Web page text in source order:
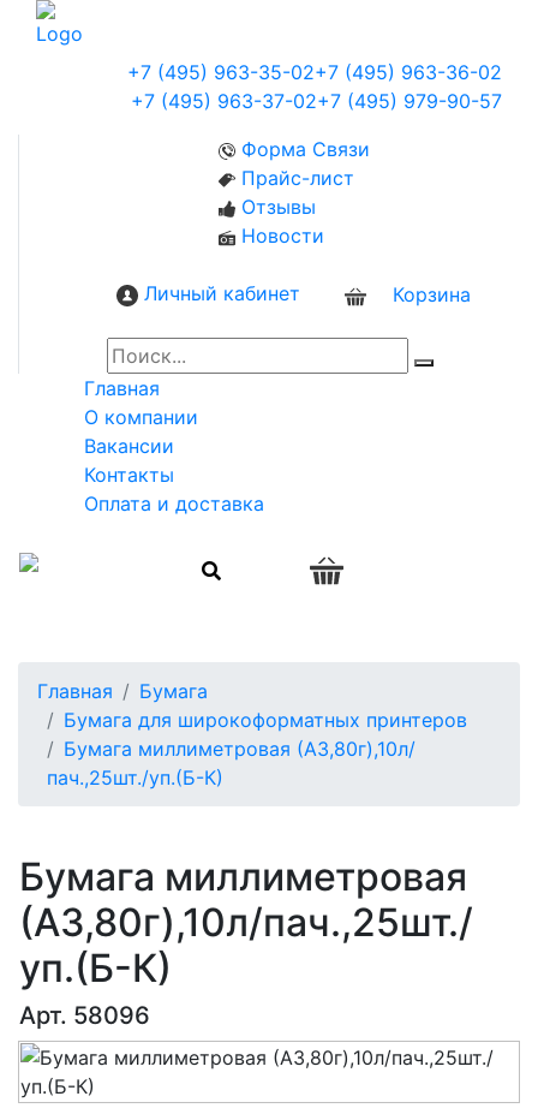
+7 (495) 963-35-02+7 (495) 963-36-02
+7 (495) 963-37-02+7 (495) 979-90-57
Форма Связи
Прайс-лист
Отзывы
Новости
Личный кабинет Корзина
Главная
О компании
Вакансии
Контакты
Оплата и доставка
Главная
Бумага
Бумага для широкоформатных принтеров
Бумага миллиметровая (А3,80г),10л/
пач.,25шт./уп.(Б-К)
Бумага миллиметровая
(А3,80г),10л/пач.,25шт./
уп.(Б-К)
Арт. 58096